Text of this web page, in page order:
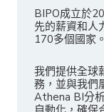
BIPO成立於
先的薪資和人
170多個國家。
我們提供全球
務，並與我們
Athena BI分